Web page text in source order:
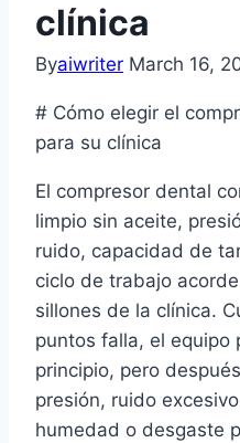
clínica
Byaiwriter March 16,
# Cómo elegir el
para su clínica
El compresor dental
limpio sin aceite,
ruido, capacidad de
ciclo de trabajo
sillones de la clínica.
puntos falla, el equipo
principio, pero
presión, ruido
humedad o desgaste